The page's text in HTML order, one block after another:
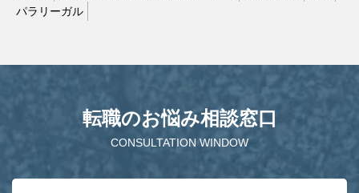
パラリーガル
CONSULTATION WINDOW
転職のお悩み相談窓口